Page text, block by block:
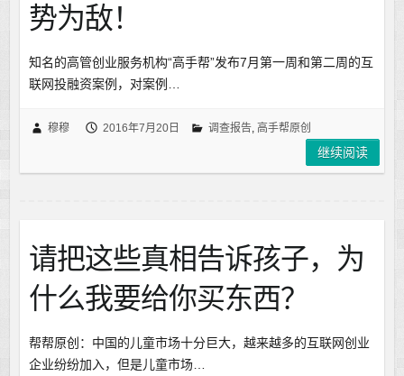
势为敌！
知名的高管创业服务机构“高手帮”发布7月第一周和第二周的互
联网投融资案例，对案例…
穆穆 2016年7月20日 调查报告, 高手帮原创
继续阅读
请把这些真相告诉孩子，为
什么我要给你买东西？
帮帮原创：中国的儿童市场十分巨大，越来越多的互联网创业
企业纷纷加入，但是儿童市场…